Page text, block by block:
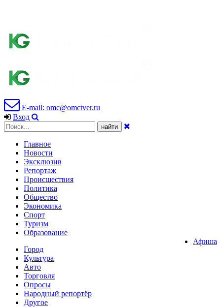
E-mail: omc@omctver.ru
Вход
Главное
Новости
Эксклюзив
Репортаж
Происшествия
Политика
Общество
Экономика
Спорт
Туризм
Образование
Афиша
Город
Культура
Авто
Торговля
Опросы
Народный репортёр
Другое